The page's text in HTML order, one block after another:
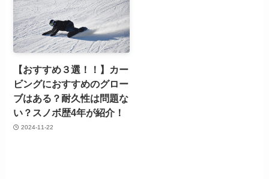
【おすすめ３選！！】カー
ビングにおすすめのグロー
ブはある？耐久性は問題な
い？スノボ歴4年が紹介！
2024-11-22